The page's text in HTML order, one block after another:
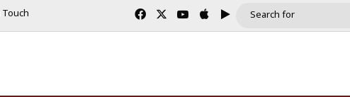
FacebookYouTube
AppleGoogle Play